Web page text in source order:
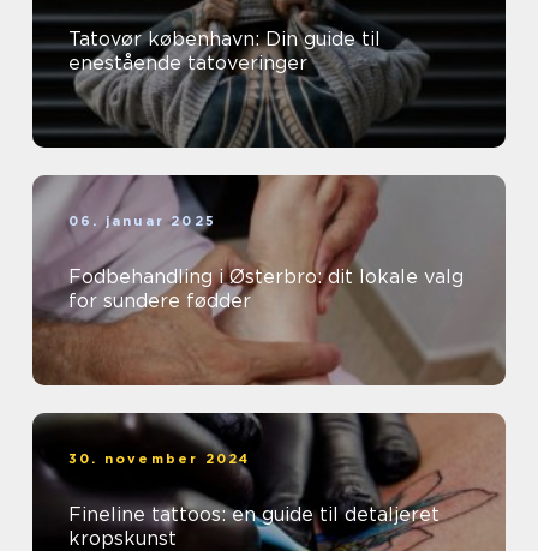
Tatovør københavn: Din guide til
enestående tatoveringer
06. januar 2025
Fodbehandling i Østerbro: dit lokale valg
for sundere fødder
30. november 2024
Fineline tattoos: en guide til detaljeret
kropskunst